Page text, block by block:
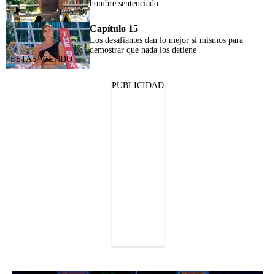
1:05:49
hombre sentenciado
Capítulo 15
Los desafiantes dan lo mejor sí mismos para
demostrar que nada los detiene
PUBLICIDAD